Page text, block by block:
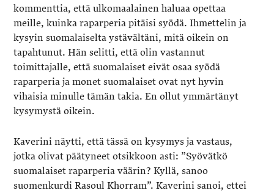
kommenttia, että ulkomaalainen haluaa opettaa
meille, kuinka raparperia pitäisi syödä. Ihmettelin ja
kysyin suomalaiselta ystävältäni, mitä oikein on
tapahtunut. Hän selitti, että olin vastannut
toimittajalle, että suomalaiset eivät osaa syödä
raparperia ja monet suomalaiset ovat nyt hyvin
vihaisia minulle tämän takia. En ollut ymmärtänyt
kysymystä oikein.
Kaverini näytti, että tässä on kysymys ja vastaus,
jotka olivat päätyneet otsikkoon asti: ”Syövätkö
suomalaiset raparperia väärin? Kyllä, sanoo
suomenkurdi Rasoul Khorram”. Kaverini sanoi, ettei